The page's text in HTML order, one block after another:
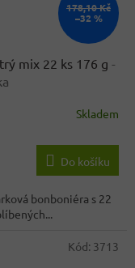
178,10 Kč
–32 %
mix 22 ks 176 g -
Skladem
Do košíku
bonboniéra s 22
Kód: 3713